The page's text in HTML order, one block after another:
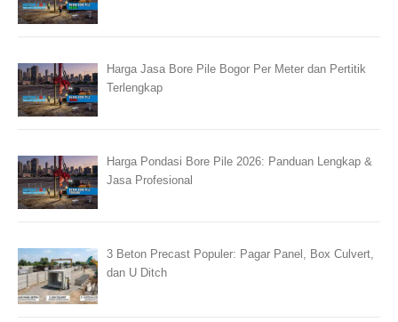
Harga Jasa Bore Pile Bogor Per Meter dan Pertitik
Terlengkap
Harga Pondasi Bore Pile 2026: Panduan Lengkap &
Jasa Profesional
3 Beton Precast Populer: Pagar Panel, Box Culvert,
dan U Ditch